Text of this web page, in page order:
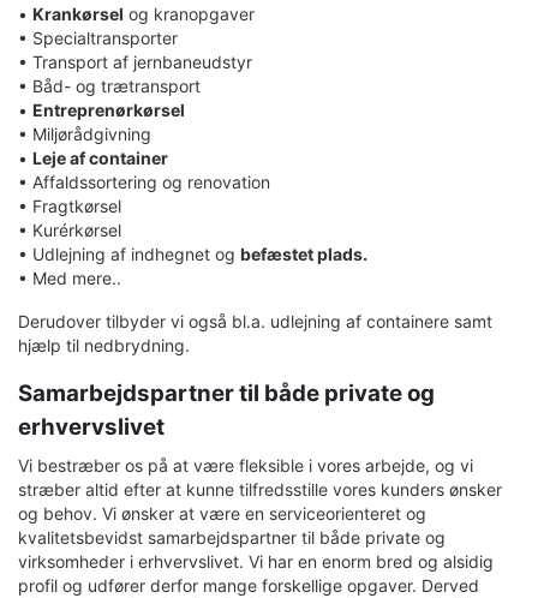
• Krankørsel og kranopgaver
• Specialtransporter
• Transport af jernbaneudstyr
• Båd- og trætransport
• Entreprenørkørsel
• Miljørådgivning
• Leje af container
• Affaldssortering og renovation
• Fragtkørsel
• Kurérkørsel
• Udlejning af indhegnet og befæstet plads.
• Med mere..
Derudover tilbyder vi også bl.a. udlejning af containere samt
hjælp til nedbrydning.
Samarbejdspartner til både private og
erhvervslivet
Vi bestræber os på at være fleksible i vores arbejde, og vi
stræber altid efter at kunne tilfredsstille vores kunders ønsker
og behov. Vi ønsker at være en serviceorienteret og
kvalitetsbevidst samarbejdspartner til både private og
virksomheder i erhvervslivet. Vi har en enorm bred og alsidig
profil og udfører derfor mange forskellige opgaver. Derved